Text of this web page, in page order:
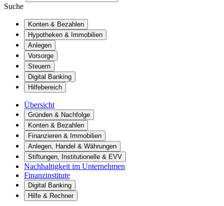
Suche
Konten & Bezahlen
Hypotheken & Immobilien
Anlegen
Vorsorge
Steuern
Digital Banking
Hilfebereich
Übersicht
Gründen & Nachfolge
Konten & Bezahlen
Finanzieren & Immobilien
Anlegen, Handel & Währungen
Stiftungen, Institutionelle & EVV
Nachhaltigkeit im Unternehmen
Finanzinstitute
Digital Banking
Hilfe & Rechner